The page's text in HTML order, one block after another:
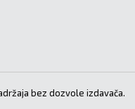
bez dozvole izdavača.